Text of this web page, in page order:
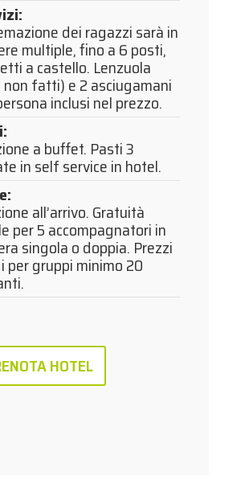
:
dei ragazzi sarà in
multiple, fino a 6 posti,
a castello. Lenzuola
fatti) e 2 asciugamani
inclusi nel prezzo.
:
a buffet. Pasti 3
in self service in hotel.
:
all’arrivo. Gratuità
per 5 accompagnatori in
singola o doppia. Prezzi
per gruppi minimo 20
HOTEL